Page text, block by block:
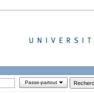
Passe-partout